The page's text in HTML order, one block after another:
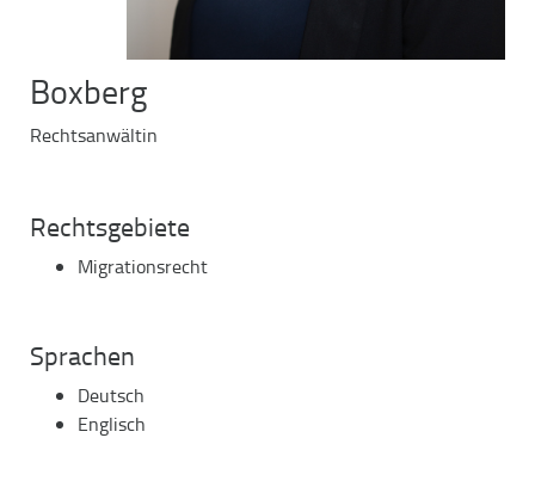
Boxberg
Rechtsanwältin
Rechtsgebiete
Migrationsrecht
Sprachen
Deutsch
Englisch